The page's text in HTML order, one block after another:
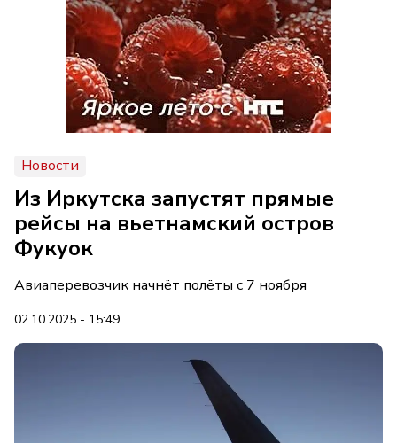
Новости
Из Иркутска запустят прямые
рейсы на вьетнамский остров
Фукуок
Авиаперевозчик начнёт полёты с 7 ноября
02.10.2025 - 15:49